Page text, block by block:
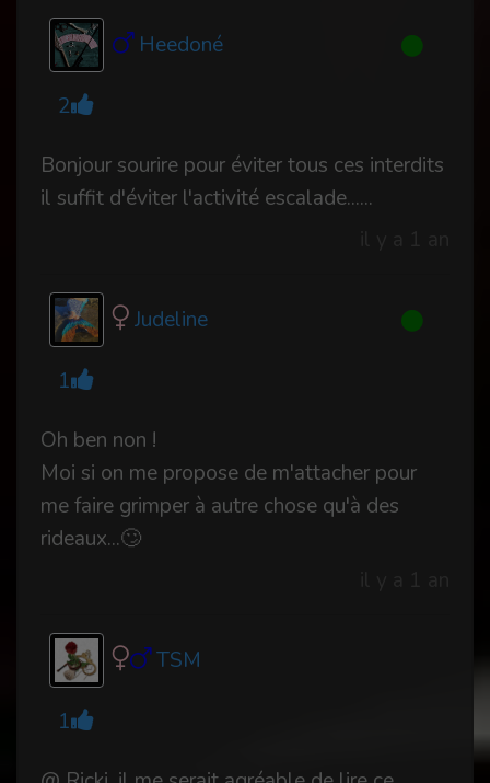
Heedoné
2
Bonjour sourire pour éviter tous ces interdits
il suffit d'éviter l'activité escalade......
Judeline
1
Oh ben non !
Moi si on me propose de m'attacher pour
me faire grimper à autre chose qu'à des
rideaux...🙄
TSM
1